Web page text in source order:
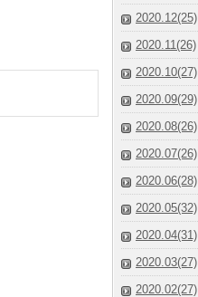
2020.12(25)
2020.11(26)
2020.10(27)
2020.09(29)
2020.08(26)
2020.07(26)
2020.06(28)
2020.05(32)
2020.04(31)
2020.03(27)
2020.02(27)